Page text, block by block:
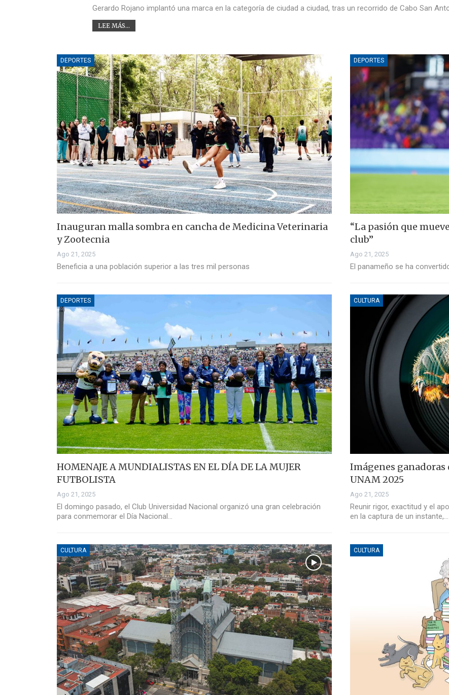
Gerardo Rojano implantó una marca en la categoría de ciudad a ciudad, tras un recorrido de Cabo San
LEE MÁS...
DEPORTES
Inauguran malla sombra en cancha de Medicina Veterinaria
y Zootecnia
Ago 21, 2025
Beneficia a una población superior a las tres mil personas
DEPORTES
“La pasión que
club”
Ago 21, 2025
El panameño se ha
DEPORTES
HOMENAJE A MUNDIALISTAS EN EL DÍA DE LA MUJER
FUTBOLISTA
Ago 21, 2025
El domingo pasado, el Club Universidad Nacional organizó una gran celebración
para conmemorar el Día Nacional…
CULTURA
Imágenes
UNAM 2025
Ago 21, 2025
Reunir rigor, exactitud y el
en la captura de un instante,…
CULTURA CULTURA